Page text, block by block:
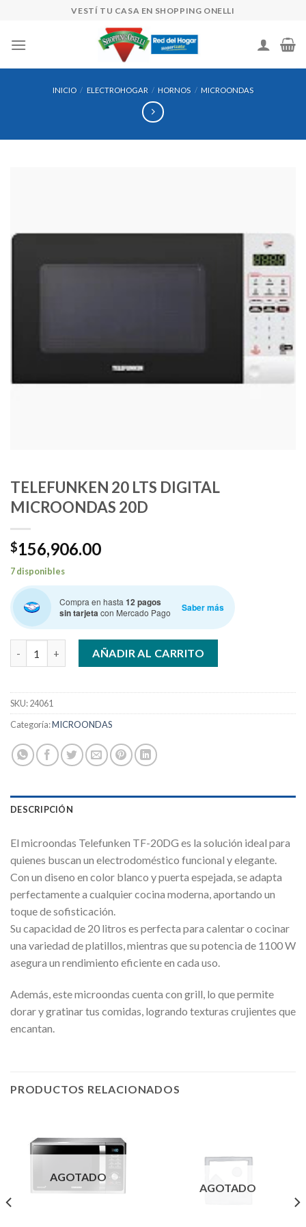
content
VESTÍ TU CASA EN SHOPPING ONELLI
INICIO / ELECTROHOGAR / HORNOS / MICROONDAS
TELEFUNKEN 20 LTS DIGITAL
MICROONDAS 20D
$156,906.00
7 disponibles
Compra en hasta 12 pagos
sin tarjetacon Mercado Pago Saber más
TELEFUNKEN 20 LTS DIGITAL MICROONDAS 20D cantidad
AÑADIR AL CARRITO
SKU:24061
Categoría:MICROONDAS
DESCRIPCIÓN
El microondas Telefunken TF-20DG es la solución ideal para
quienes buscan un electrodoméstico funcional y elegante.
Con un diseno en color blanco y puerta espejada, se adapta
perfectamente a cualquier cocina moderna, aportando un
toque de sofisticación.
Su capacidad de 20 litros es perfecta para calentar o cocinar
una variedad de platillos, mientras que su potencia de 1100 W
asegura un rendimiento eficiente en cada uso.
Además, este microondas cuenta con grill, lo que permite
dorar y gratinar tus comidas, logrando texturas crujientes que
encantan.
PRODUCTOS RELACIONADOS
AGOTADO
AGOTADO